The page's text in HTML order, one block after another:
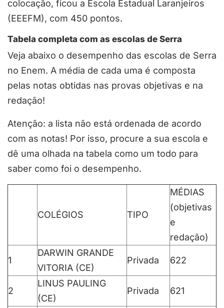
colocação, ficou a Escola Estadual Laranjeiros
(EEEFM), com 450 pontos.
Tabela completa com as escolas de Serra
Veja abaixo o desempenho das escolas de Serra
no Enem. A média de cada uma é composta
pelas notas obtidas nas provas objetivas e na
redação!
Atenção: a lista não está ordenada de acordo
com as notas! Por isso, procure a sua escola e
dê uma olhada na tabela como um todo para
saber como foi o desempenho.
COLÉGIOS TIPO
MÉDIAS
(objetivas
e
redação)
1
DARWIN GRANDE
VITORIA (CE)
Privada 622
2
LINUS PAULING
(CE)
Privada 621